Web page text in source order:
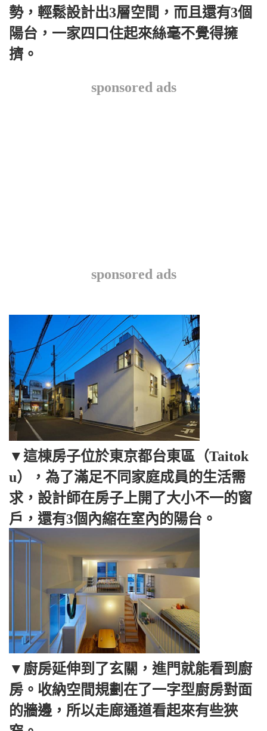
勢，輕鬆設計出3層空間，而且還有3個
陽台，一家四口住起來絲毫不覺得擁
擠。
sponsored ads
sponsored ads
▼這棟房子位於東京都台東區（Taitok
u），為了滿足不同家庭成員的生活需
求，設計師在房子上開了大小不一的窗
戶，還有3個內縮在室內的陽台。
▼廚房延伸到了玄關，進門就能看到廚
房。收納空間規劃在了一字型廚房對面
的牆邊，所以走廊通道看起來有些狹